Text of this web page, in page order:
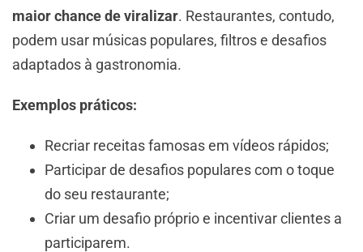
maior chance de viralizar. Restaurantes, contudo,
podem usar músicas populares, filtros e desafios
adaptados à gastronomia.
Exemplos práticos:
Recriar receitas famosas em vídeos rápidos;
Participar de desafios populares com o toque
do seu restaurante;
Criar um desafio próprio e incentivar clientes a
participarem.